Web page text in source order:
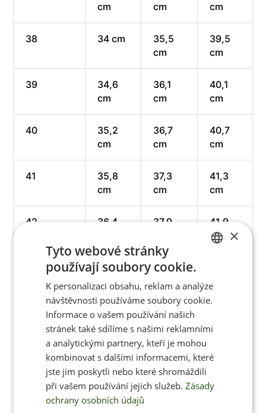
cm
cm
cm
38 34 cm
35,5
cm
39,5
cm
39
34,6
cm
36,1
cm
40,1
cm
40
35,2
cm
36,7
cm
40,7
cm
41
35,8
cm
37,3
cm
41,3
cm
42
36,4
37,9
41,9
cm
37 cm
38,5
cm
-
39,1
cm
cm
-
39,7
cm
43,1
-
ENGLISH
×
Tyto webové stránky
používají soubory cookie.
K personalizaci obsahu, reklam a analýze
návštěvnosti používáme soubory cookie.
Informace o vašem používání našich
stránek také sdílíme s našimi reklamními
a analytickými partnery, kteří je mohou
kombinovat s dalšími informacemi, které
jste jim poskytli nebo které shromáždili
při vašem používání jejich služeb. Zásady
ochrany osobních údajů